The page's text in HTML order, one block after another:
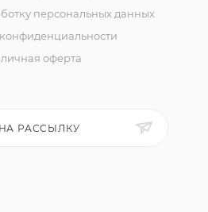
персональных данных
оферта
РАССЫЛКУ